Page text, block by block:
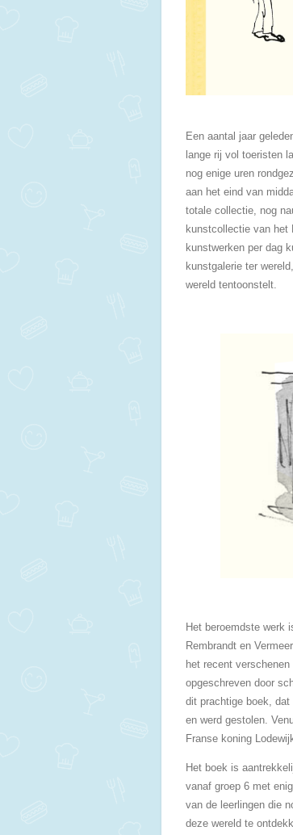
Een aantal jaar
lange rij vol toeristen
nog enige uren
aan het eind van
totale collectie, nog
kunstcollectie van het
kunstwerken per dag
kunstgalerie ter
wereld tentoonstelt.
Het beroemdste werk
Rembrandt en
het recent
opgeschreven door
dit prachtige boek,
en werd gestolen.
Franse koning
Het boek is
vanaf groep 6 met
van de leerlingen die
deze wereld te